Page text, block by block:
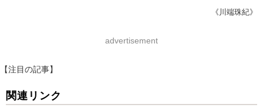
《川端珠紀》
advertisement
【注目の記事】
関連リンク